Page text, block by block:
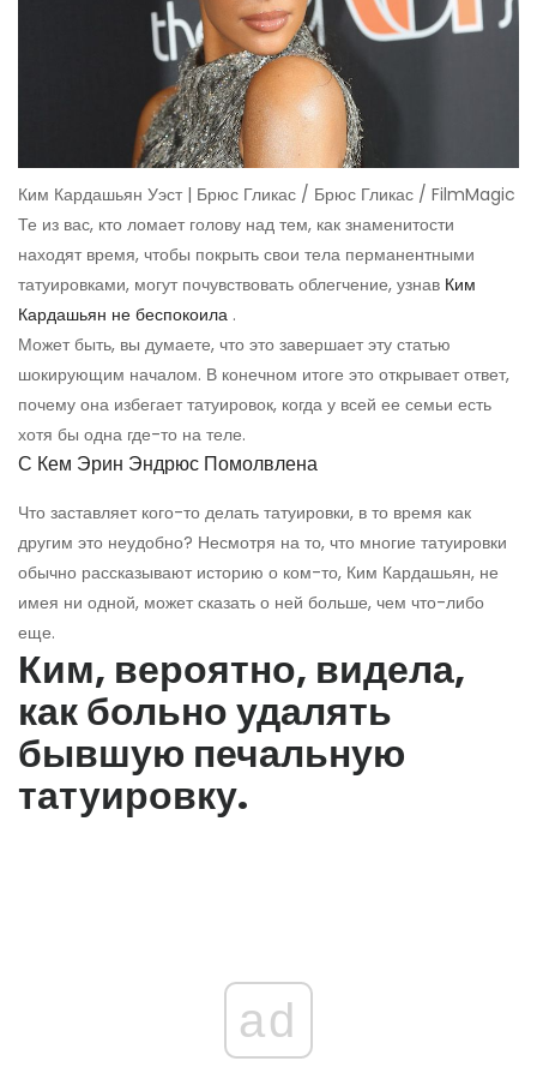
Ким Кардашьян Уэст | Брюс Гликас / Брюс Гликас / FilmMagic
Те из вас, кто ломает голову над тем, как знаменитости
находят время, чтобы покрыть свои тела перманентными
татуировками, могут почувствовать облегчение, узнав Ким
Кардашьян не беспокоила .
Может быть, вы думаете, что это завершает эту статью
шокирующим началом. В конечном итоге это открывает ответ,
почему она избегает татуировок, когда у всей ее семьи есть
хотя бы одна где-то на теле.
С Кем Эрин Эндрюс Помолвлена
Что заставляет кого-то делать татуировки, в то время как
другим это неудобно? Несмотря на то, что многие татуировки
обычно рассказывают историю о ком-то, Ким Кардашьян, не
имея ни одной, может сказать о ней больше, чем что-либо
еще.
Ким, вероятно, видела,
как больно удалять
бывшую печальную
татуировку.
ad